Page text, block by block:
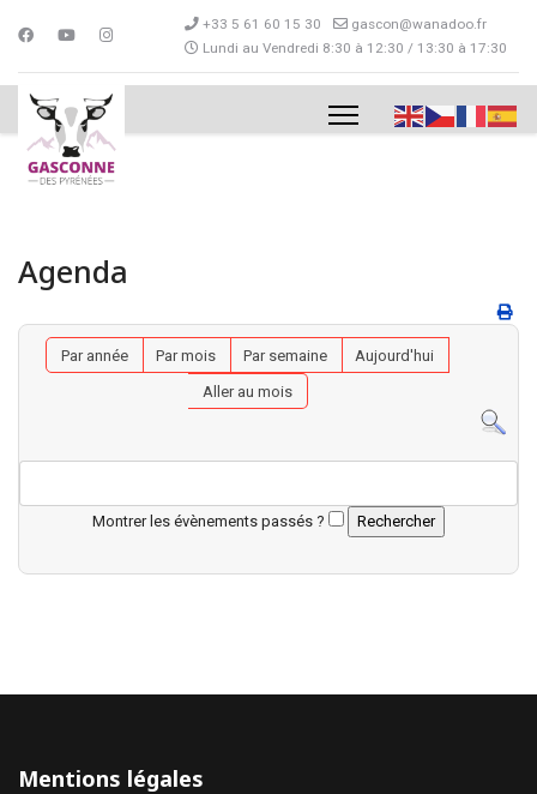
+33 5 61 60 15 30
gascon@wanadoo.fr
Lundi au Vendredi 8:30 à 12:30 / 13:30 à 17:30
Agenda
Par année Par mois Par semaine
Aujourd'hui
Aller au mois
Montrer les évènements passés ?
Mentions légales